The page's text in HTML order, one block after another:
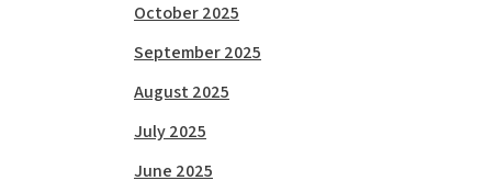
October 2025
September 2025
August 2025
July 2025
June 2025